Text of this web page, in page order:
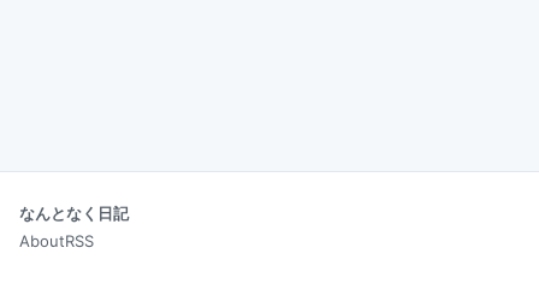
なんとなく日記
AboutRSS